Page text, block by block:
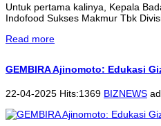
Untuk pertama kalinya, Kepala
Indofood Sukses Makmur Tbk
Read more
GEMBIRA Ajinomoto: Edukasi
22-04-2025 Hits:1369 BIZNEWS